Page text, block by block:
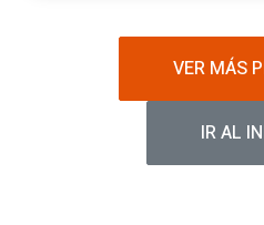
VER MÁS
IR AL